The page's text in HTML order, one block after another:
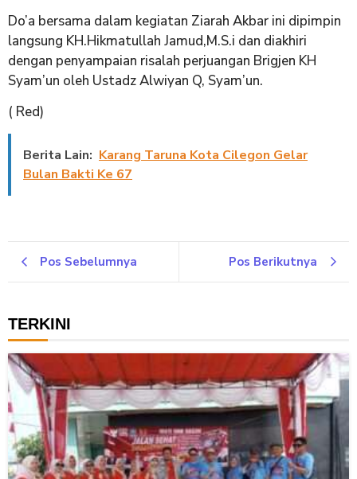
Do’a bersama dalam kegiatan Ziarah Akbar ini dipimpin
langsung KH.Hikmatullah Jamud,M.S.i dan diakhiri
dengan penyampaian risalah perjuangan Brigjen KH
Syam’un oleh Ustadz Alwiyan Q, Syam’un.
( Red)
Berita Lain: Karang Taruna Kota Cilegon Gelar
Bulan Bakti Ke 67
Pos Sebelumnya Pos Berikutnya
TERKINI